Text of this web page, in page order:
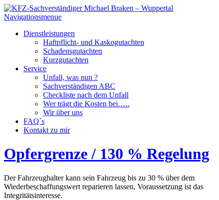
Navigationsmenue
Dienstleistungen
Haftpflicht- und Kaskogutachten
Schadensgutachten
Kurzgutachten
Service
Unfall, was nun ?
Sachverständigen ABC
Checkliste nach dem Unfall
Wer trägt die Kosten bei…..
Wir über uns
FAQ´s
Kontakt zu mir
Opfergrenze / 130 % Regelung
Der Fahrzeughalter kann sein Fahrzeug bis zu 30 % über dem
Wiederbeschaffungswert reparieren lassen, Voraussetzung ist das
Integritätsinteresse.